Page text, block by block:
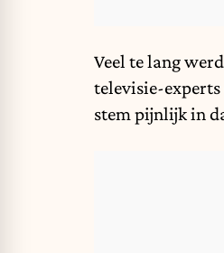
Veel te lang
televisie-
stem pijnlijk in